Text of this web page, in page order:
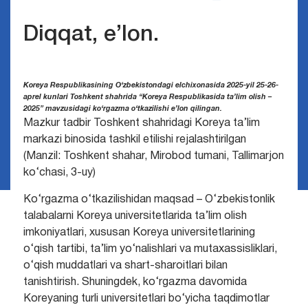
Diqqat, e’lon.
Koreya Respublikasining O‘zbekistondagi elchixonasida 2025-yil 25-26-
aprel kunlari Toshkent shahrida “Koreya Respublikasida ta’lim olish –
2025” mavzusidagi ko‘rgazma o‘tkazilishi e’lon qilingan.
Mazkur tadbir Toshkent shahridagi Koreya ta’lim
markazi binosida tashkil etilishi rejalashtirilgan
(Manzil: Toshkent shahar, Mirobod tumani, Tallimarjon
ko‘chasi, 3-uy)
Ko‘rgazma o‘tkazilishidan maqsad – O‘zbekistonlik
talabalarni Koreya universitetlarida ta’lim olish
imkoniyatlari, xususan Koreya universitetlarining
o‘qish tartibi, ta’lim yo‘nalishlari va mutaxassisliklari,
o‘qish muddatlari va shart-sharoitlari bilan
tanishtirish. Shuningdek, ko‘rgazma davomida
Koreyaning turli universitetlari bo‘yicha taqdimotlar